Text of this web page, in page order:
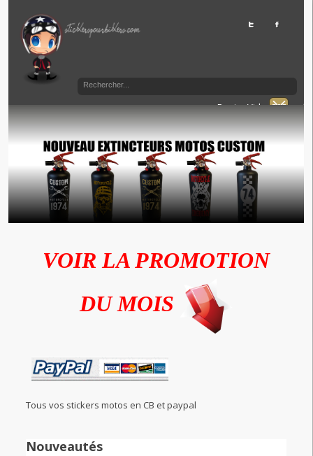
Panier Vide
VOIR LA PROMOTION
DU MOIS
Tous vos stickers motos en CB et paypal
Nouveautés